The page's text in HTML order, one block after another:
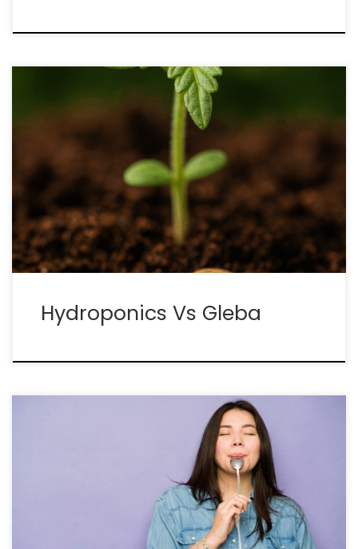
Hydroponika vs. gleba — rozszerzony, unikalny
przewodnik dla legalnych roślin Decyzja o
rozpoczęciu uprawy legalnych roślin w domu,
szklarni lub w farmie wertykalnej szybko prowadzi
do klasycznego pytania: wybrać hydroponikę czy
pozostać przy glebie? Obie metody mają
oddanych zwolenników, odmienną […]
Hydroponics Vs Gleba
Jak Skutecznie Udoskonalić System Nawadniania i
Warunki Uprawy Konopi, by Osiągnąć Maksymalną
Jakość i Obfitość Plonów Woda, odpowiednie
oświetlenie oraz dostęp do powietrza – to właśnie
te trzy podstawowe elementy stanowią
fundament, na którym opiera się zdrowy rozwój